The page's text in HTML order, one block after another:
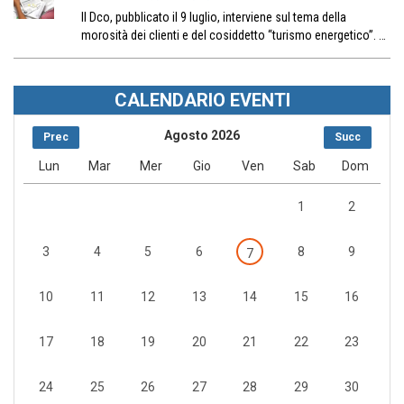
Il Dco, pubblicato il 9 luglio, interviene sul tema della
morosità dei clienti e del cosiddetto “turismo energetico”. …
CALENDARIO EVENTI
Prec Succ
Agosto 2026
Lun Mar Mer Gio Ven Sab Dom
1 2
3 4 5 6 7 8 9
10 11 12 13 14 15 16
17 18 19 20 21 22 23
24 25 26 27 28 29 30